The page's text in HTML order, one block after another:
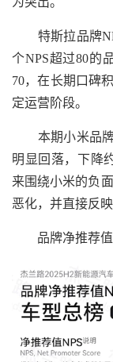
特斯拉品牌
个NPS超过80的
70，在长期口碑
定运营阶段。
本期小米品牌
明显回落，下降
来围绕小米的负
恶化，并直接反
品牌净推荐值